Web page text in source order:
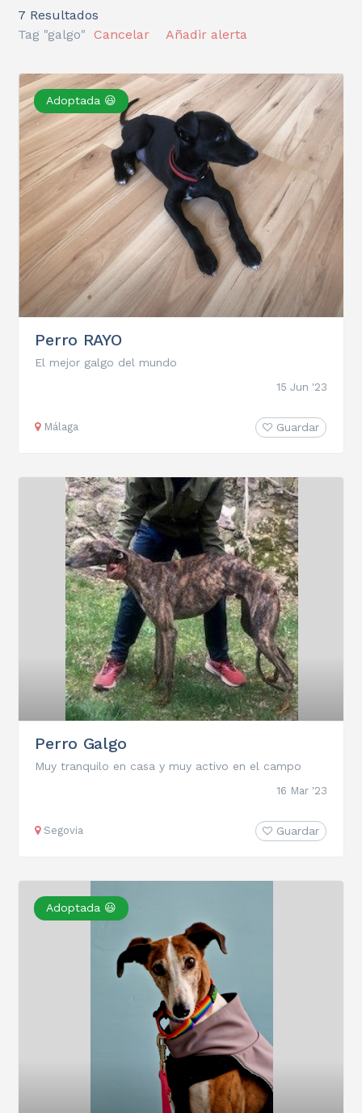
7 Resultados
Tag "galgo"
Cancelar Añadir alerta
Adoptada 😃
Perro RAYO
El mejor galgo del mundo
15 Jun '23
Málaga Guardar
Perro Galgo
Muy tranquilo en casa y muy activo en el campo
16 Mar '23
Segovia Guardar
Adoptada 😃